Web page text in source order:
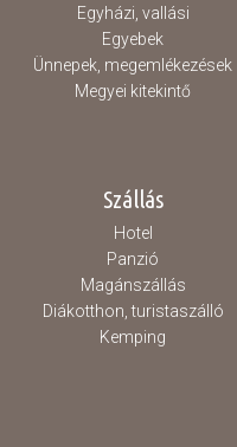
Egyházi, vallási
Egyebek
Ünnepek, megemlékezések
Megyei kitekintő
Szállás
Hotel
Panzió
Magánszállás
Diákotthon, turistaszálló
Kemping